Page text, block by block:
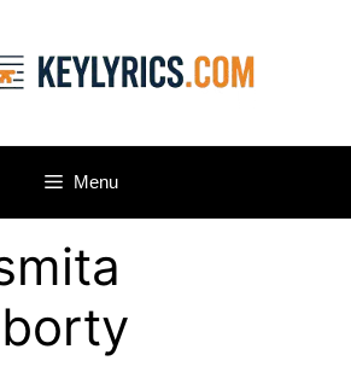
Menu